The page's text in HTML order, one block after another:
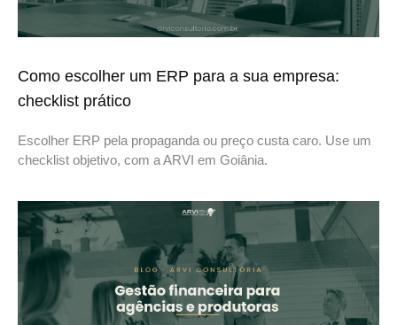
Como escolher um ERP para a sua empresa:
checklist prático
Escolher ERP pela propaganda ou preço custa caro. Use um
checklist objetivo, com a ARVI em Goiânia.